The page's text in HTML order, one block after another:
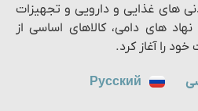
های غذایی و دارویی و تجهیزات
های دامی، کالاهای اساسی از
را آغاز کرد.
Русский